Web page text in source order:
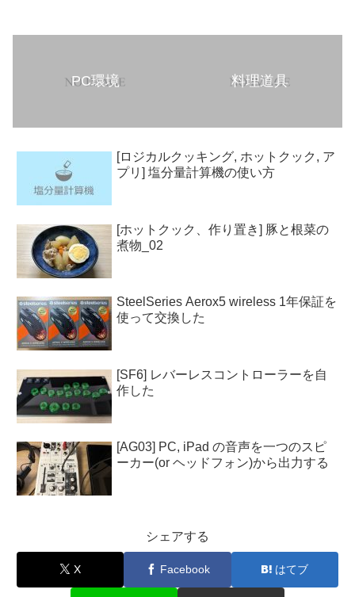
PC環境 料理道具
[ロジカルクッキング, ホットクック, ア
プリ] 塩分量計算機の使い方
[ホットクック、作り置き] 豚と根菜の
煮物_02
SteelSeries Aerox5 wireless 1年保証を
使って交換した
[SF6] レバーレスコントローラーを自
作した
[AG03] PC, iPad の音声を一つのスピ
ーカー(or ヘッドフォン)から出力する
シェアする
X Facebook はてブ